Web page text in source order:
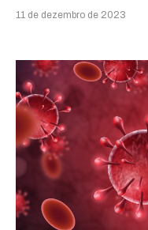
11 de dezembro de 2023